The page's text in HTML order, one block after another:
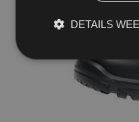
DETAILS